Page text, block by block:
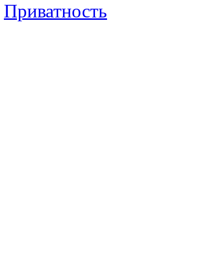
Приватность